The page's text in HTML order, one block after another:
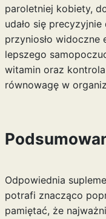
paroletniej kobiety,
udało się
przyniosło
lepszego
witamin oraz
równowagę w
Odpowiednia
potrafi znacząco
pamiętać, że